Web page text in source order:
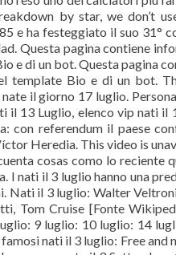
by star, we don’t
e ha festeggiato il suo 31°
Questa pagina contiene
e di un bot. Questa pagina
template Bio e di un bot.
il giorno 17 luglio.
il 13 Luglio, elenco vip nati il
con referendum il paese
Heredia. This video is
cosas como lo reciente
I nati il 3 luglio hanno una
Nati il 3 luglio: Walter
Tom Cruise [Fonte
9 luglio: 10 luglio: 14
nati il 3 luglio: Free and